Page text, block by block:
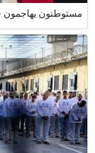
مستوطنون يهاجمون